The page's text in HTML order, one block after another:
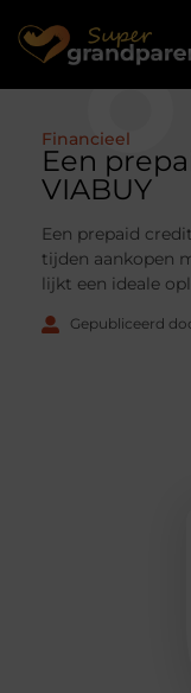
Financieel
Een
VIABUY
Een prepaid
tijden aankopen
lijkt een ideale
Gepubliceerd